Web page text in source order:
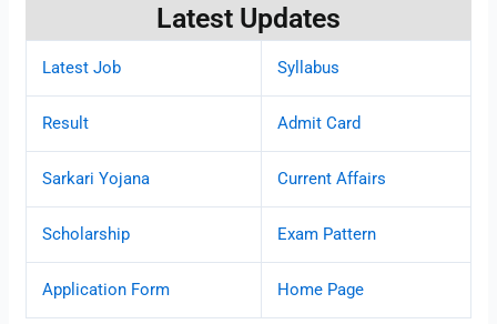
Latest Updates
Latest Job Syllabus
Result Admit Card
Sarkari Yojana Current Affairs
Scholarship Exam Pattern
Application Form Home Page